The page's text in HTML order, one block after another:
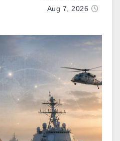
Aug 7, 2026